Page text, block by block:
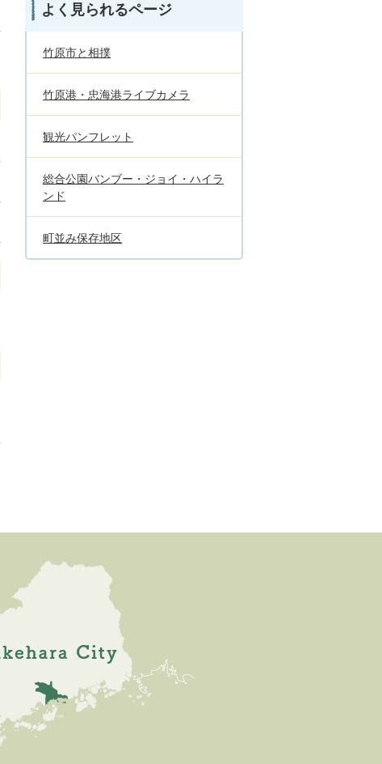
よく見られるページ
竹原市と相撲
竹原港・忠海港ライブカメラ
観光パンフレット
総合公園バンブー・ジョイ・ハイラ
ンド
町並み保存地区